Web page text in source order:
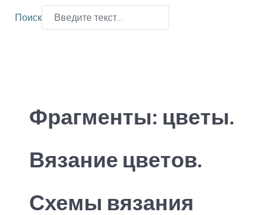
Поиск
Фрагменты: цветы.
Вязание цветов.
Схемы вязания